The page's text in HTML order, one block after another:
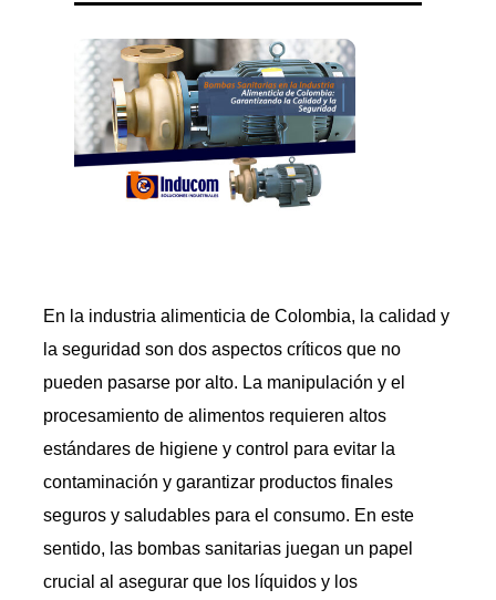
En la industria alimenticia de Colombia, la calidad y
la seguridad son dos aspectos críticos que no
pueden pasarse por alto. La manipulación y el
procesamiento de alimentos requieren altos
estándares de higiene y control para evitar la
contaminación y garantizar productos finales
seguros y saludables para el consumo. En este
sentido, las bombas sanitarias juegan un papel
crucial al asegurar que los líquidos y los